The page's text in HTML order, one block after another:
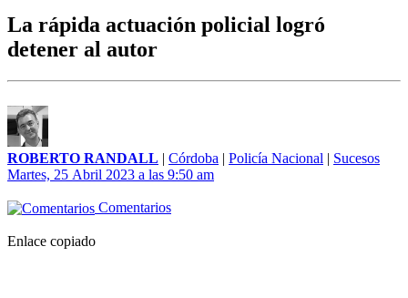
La rápida actuación policial logró
detener al autor
ROBERTO RANDALL | Córdoba | Policía Nacional | Sucesos
Martes, 25 Abril 2023 a las 9:50 am
Comentarios
Enlace copiado